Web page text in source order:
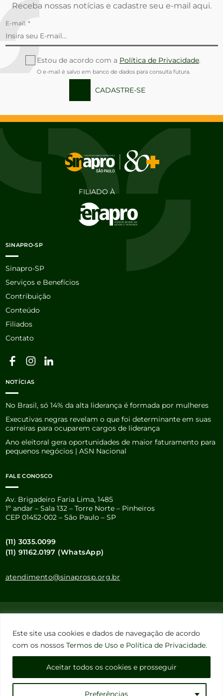
Este site usa cookies e dados de navegação de acordo
com os nossos Termos de Uso e Política de Privacidade.
Preferências
Aceitar todos os cookies e prosseguir
Receba nossas notícias e cadastre seu e-mail aqui.
E-mail: *
Estou de acordo com a Política de Privacidade.
O e-mail é salvo em banco de dados para consulta futura.
CADASTRE-SE
FILIADO À
SINAPRO-SP
Sinapro-SP
Serviços e Benefícios
Contribuição
Conteúdo
Filiados
Contato
NOTÍCIAS
No Brasil, só 14% da alta liderança é formada por mulheres
Executivas negras revelam o que foi determinante em suas
carreiras para ocuparem cargos de liderança
Ano eleitoral gera oportunidades de maior faturamento para
pequenos negócios | ASN Nacional
FALE CONOSCO
Av. Brigadeiro Faria Lima, 1485
1º andar – Sala 132 – Torre Norte – Pinheiros
CEP 01452-002 – São Paulo – SP
(11) 3035.0099
(11) 91162.0197 (WhatsApp)
atendimento@sinaprosp.org.br
Termos de Uso e Política de Privacidade.
Configuração de Cookies
Sinapro-SP – Todos os Direitos Reservados